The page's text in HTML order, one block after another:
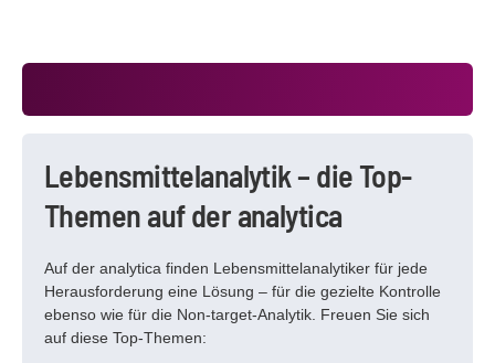
Lebensmittelanalytik – die Top-
Themen auf der analytica
Auf der analytica finden Lebensmittelanalytiker für jede
Herausforderung eine Lösung – für die gezielte Kontrolle
ebenso wie für die Non-target-Analytik. Freuen Sie sich
auf diese Top-Themen: